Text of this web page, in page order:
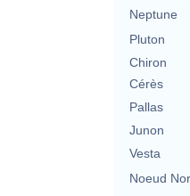
Neptune
Pluton
Chiron
Cérès
Pallas
Junon
Vesta
Noeud